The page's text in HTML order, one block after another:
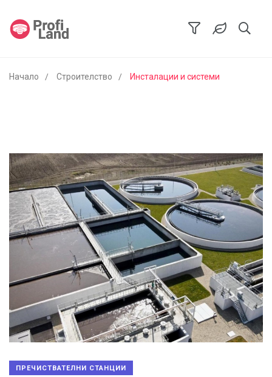
Начало Строителство Инсталации и системи
ПРЕЧИСТВАТЕЛНИ СТАНЦИИ